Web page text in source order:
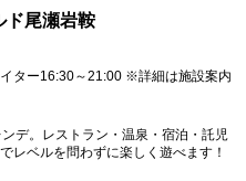
ド尾瀬岩鞍
ター16:30～21:00 ※詳細は施設案内
デ。レストラン・温泉・宿泊・託児
レベルを問わずに楽しく遊べます！